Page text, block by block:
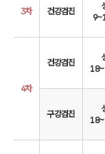
3차 건강검진
4차
건강검진
구강검진